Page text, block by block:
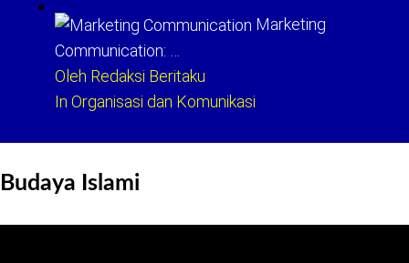
Marketing
Communication: …
Oleh Redaksi Beritaku
In Organisasi dan Komunikasi
Budaya Islami